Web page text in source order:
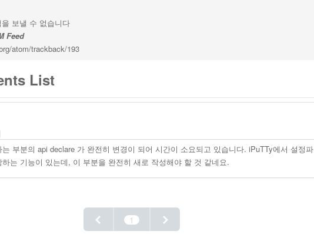
보낼 수 없습니다
Feed
atom/trackback/193
List
부분의 api declare 가 완전히 변경이 되어 시간이 소요되고 있습니다. iPuTTy에서 설정파
는 기능이 있는데, 이 부분을 완전히 새로 작성해야 할 것 같네요.
1